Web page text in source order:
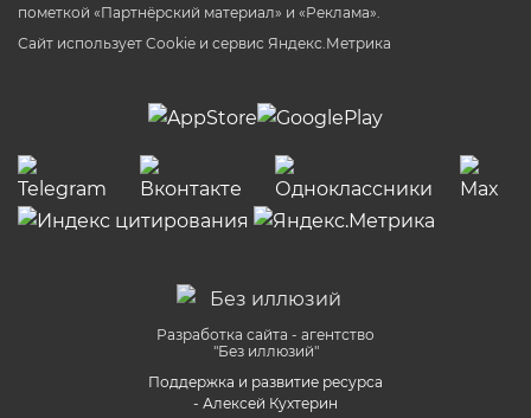
пометкой «Партнёрский материал» и «Реклама».
Сайт использует Cookie и сервиc Яндекс.Метрика
Разработка сайта - агентство
"Без иллюзий"
Поддержка и развитие ресурса
- Алексей Кухтерин